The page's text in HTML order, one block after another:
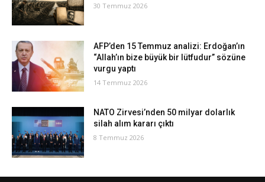
30 Temmuz 2026
AFP’den 15 Temmuz analizi: Erdoğan’ın
“Allah’ın bize büyük bir lütfudur” sözüne
vurgu yaptı
14 Temmuz 2026
NATO Zirvesi’nden 50 milyar dolarlık
silah alım kararı çıktı
8 Temmuz 2026